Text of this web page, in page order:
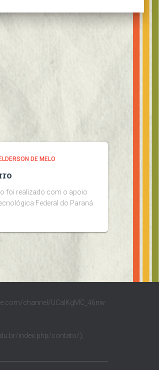
ELDERSON DE MELO
foi realizado com o apoio
Federal do Paraná
channel/UCalKgMC_46nw
index.php/contato/);